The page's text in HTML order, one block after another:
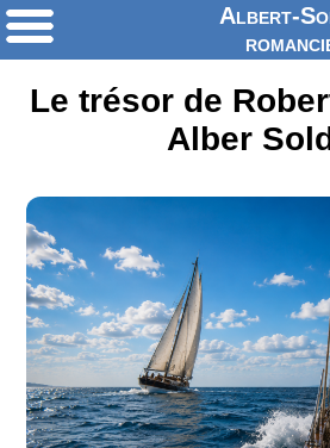
Albert-
Le trésor de
Alber